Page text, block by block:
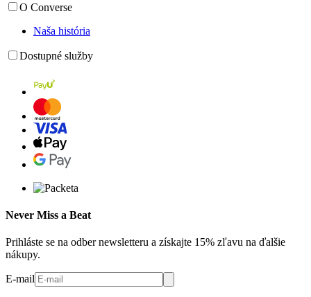
O Converse
Naša história
Dostupné služby
Never Miss a Beat
Prihláste se na odber newsletteru a získajte 15% zľavu na ďalšie
nákupy.
E-mail